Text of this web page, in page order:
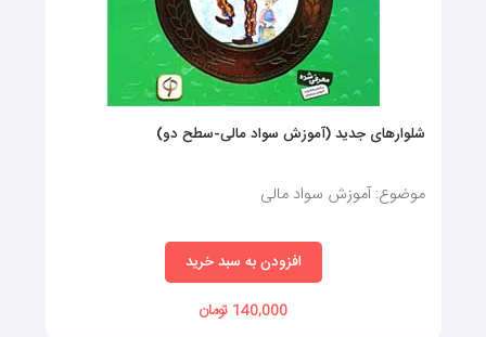
شلوارهای جدید (آموزش سواد مالی-سطح دو)
موضوع: آموزش سواد مالی
افزودن به سبد خرید
140,000 تومان